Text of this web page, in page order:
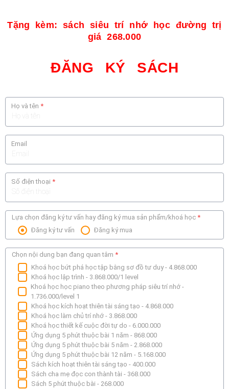
Tặng kèm: sách siêu trí nhớ học đường trị
giá 268.000
ĐĂNG KÝ SÁCH